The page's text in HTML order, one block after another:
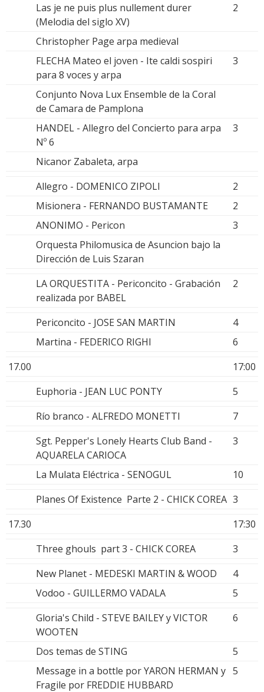
Las je ne puis plus nullement durer
(Melodia del siglo XV)
2
Christopher Page arpa medieval
FLECHA Mateo el joven - Ite caldi sospiri
para 8 voces y arpa
3
Conjunto Nova Lux Ensemble de la Coral
de Camara de Pamplona
HANDEL - Allegro del Concierto para arpa
Nº 6
3
Nicanor Zabaleta, arpa
Allegro - DOMENICO ZIPOLI
2
Misionera - FERNANDO BUSTAMANTE
2
ANONIMO - Pericon
3
Orquesta Philomusica de Asuncion bajo la
Dirección de Luis Szaran
LA ORQUESTITA - Periconcito - Grabación
realizada por BABEL
2
Periconcito - JOSE SAN MARTIN
4
Martina - FEDERICO RIGHI
6
17.00
17:00
Euphoria - JEAN LUC PONTY
5
Río branco - ALFREDO MONETTI
7
Sgt. Pepper's Lonely Hearts Club Band -
AQUARELA CARIOCA
3
La Mulata Eléctrica - SENOGUL
10
Planes Of Existence Parte 2 - CHICK COREA 3
17.30
17:30
Three ghouls part 3 - CHICK COREA
3
New Planet - MEDESKI MARTIN & WOOD
4
Vodoo - GUILLERMO VADALA
5
Gloria's Child - STEVE BAILEY y VICTOR
WOOTEN
6
Dos temas de STING
5
Message in a bottle por YARON HERMAN y
Fragile por FREDDIE HUBBARD
5